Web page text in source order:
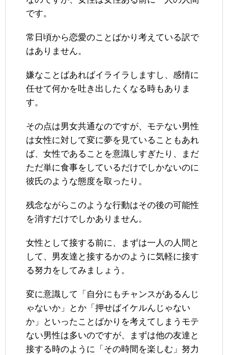
です。
常日頃から恋愛のことばかり考えている訳で
はありません。
嫌なことばあればイライラしますし、感情に
任せて何かを吐き出したくなる時もありま
す。
その点は男女共通なのですが、モテない男性
は女性に対して変に夢を見ていることもあれ
ば、女性であることを意識しすぎたり、まだ
ただ単に食事をしているだけでしかないのに
彼氏のような態度を取ったり。
残念ながらこのような行動はその後の可能性
を消すだけでしかありません。
女性として接する前に、まずは一人の人間と
して、男友達と接するかのように気軽に接す
る努力をしてみましょう。
変に意識して「自分にもチャンスがあるんじ
ゃないか」とか「押せばイケルんじゃない
か」といったことばかりを考えてしまうモテ
ない男性は多いのですが、まずは他の友達と
接する時のように「その時間を楽しむ」努力